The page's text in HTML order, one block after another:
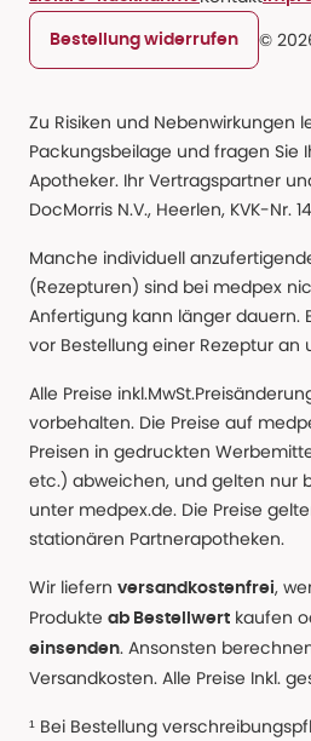
Bestellung widerrufen ©
Zu Risiken und Nebenwirkungen
Packungsbeilage und fragen Sie
Apotheker. Ihr Vertragspartner
DocMorris N.V., Heerlen, KVK-Nr.
Manche individuell
(Rezepturen) sind bei medpex
Anfertigung kann länger dauern.
vor Bestellung einer Rezeptur an
Alle Preise
vorbehalten. Die Preise auf
Preisen in gedruckten
etc.) abweichen, und gelten nur
unter medpex.de. Die Preise
stationären Partnerapotheken.
Wir liefern versandkostenfrei,
Produkte ab Bestellwert kaufen
einsenden. Ansonsten
Versandkosten. Alle Preise Inkl.
¹ Bei Bestellung